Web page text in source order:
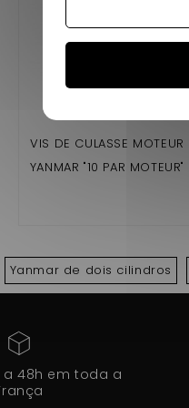
VIS DE CULASSE MOTEUR
YANMAR "10 PAR MOTEUR"
Yanmar de dois cilindros
a 48h em toda a